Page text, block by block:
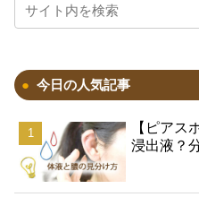
今日の人気記事
【ピアス
浸出液？